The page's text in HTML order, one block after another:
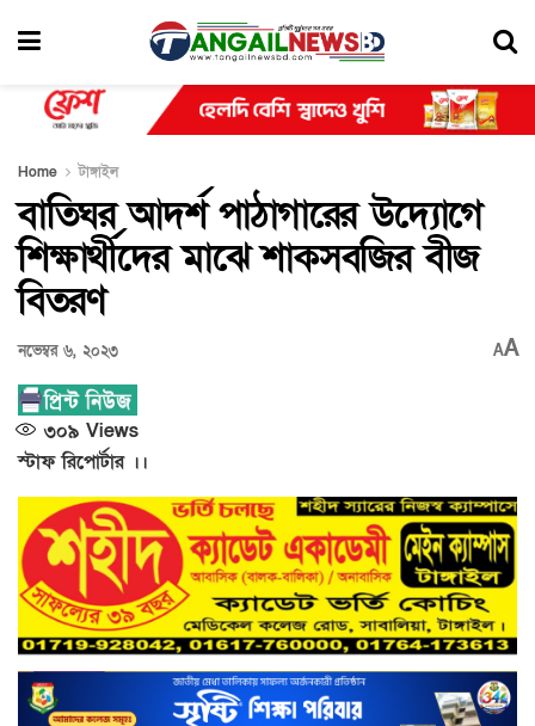
Home টাঙ্গাইল
বাতিঘর আদর্শ পাঠাগারের উদ্যোগে
শিক্ষার্থীদের মাঝে শাকসবজির বীজ
বিতরণ
নভেম্বর ৬, ২০২৩ AA
৩০৯ Views
স্টাফ রিপোর্টার ।।